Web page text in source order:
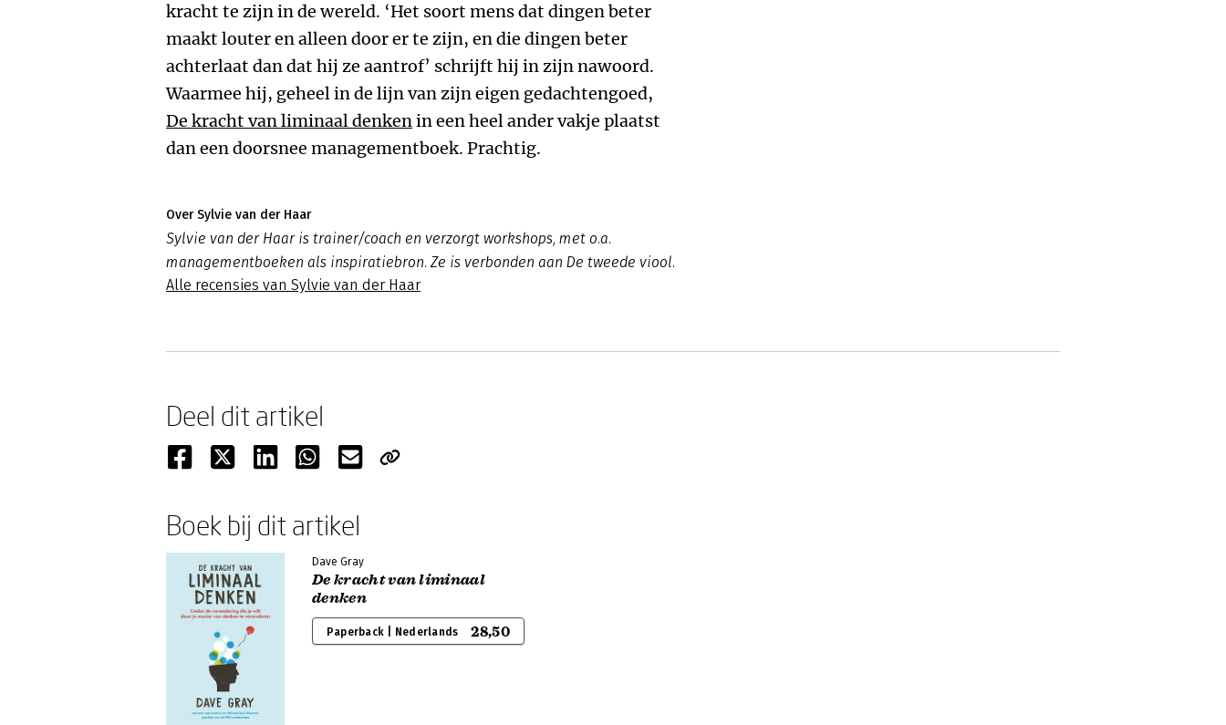
kracht te zijn in de wereld. ‘Het soort mens dat dingen beter
maakt louter en alleen door er te zijn, en die dingen beter
achterlaat dan dat hij ze aantrof’ schrijft hij in zijn nawoord.
Waarmee hij, geheel in de lijn van zijn eigen gedachtengoed,
De kracht van liminaal denkenin een heel ander vakje plaatst
dan een doorsnee managementboek. Prachtig.
Over Sylvie van der Haar
Sylvie van der Haar is trainer/coach en verzorgt workshops, met o.a.
managementboeken als inspiratiebron. Ze is verbonden aan De tweede viool.
Alle recensies van Sylvie van der Haar
Deel dit artikel
Boek bij dit artikel
Dave Gray
De kracht van liminaal
denken
Paperback | Nederlands 28,50